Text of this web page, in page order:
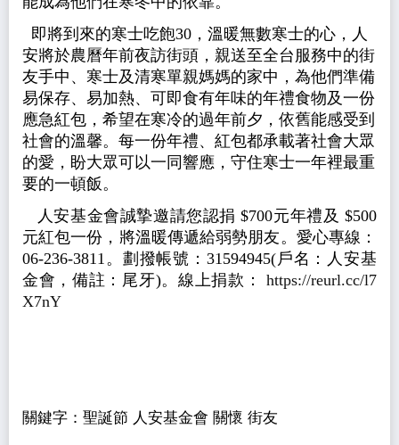
即將到來的寒士吃飽30 ，溫暖無數寒士的心，人
安將於農曆年前夜訪街頭， 親送至全台服務中的街
友手中、寒士及清寒單親媽媽的家中，為他們準備
易保存、易加熱、可即食有年味的年禮食物及一份
應急紅包 ，希望在寒冷的過年前夕，依舊能感受到
社會的溫馨。 每一份年禮、紅包都承載著社會大眾
的愛， 盼大眾可以一同 響應 ，守住寒士一年裡最重
要的一頓飯。
人安基金會誠摯邀請您認捐 $700元年禮及 $500
元紅包一份，將溫暖傳遞給弱勢朋友。 愛心專線：
06-236-3811。劃撥帳號： 31594945(戶名：人安基
金會，備註：尾牙)。 線上捐款：
https://reurl.cc/l7
X7nY
關鍵字：聖誕節 人安基金會 關懷 街友